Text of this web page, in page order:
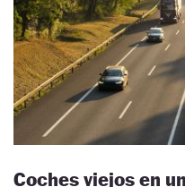
Coches viejos en